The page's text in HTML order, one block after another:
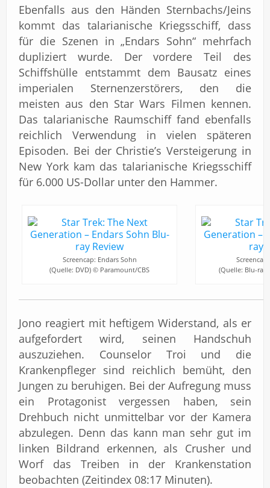
Ebenfalls aus den Händen Sternbachs/Jeins
kommt das talarianische Kriegsschiff, dass
für die Szenen in „Endars Sohn“ mehrfach
dupliziert wurde. Der vordere Teil des
Schiffshülle entstammt dem Bausatz eines
imperialen Sternenzerstörers, den die
meisten aus den Star Wars Filmen kennen.
Das talarianische Raumschiff fand ebenfalls
reichlich Verwendung in vielen späteren
Episoden. Bei der Christie’s Versteigerung in
New York kam das talarianische Kriegsschiff
für 6.000 US-Dollar unter den Hammer.
Screencap: Endars Sohn
(Quelle: DVD) © Paramount/CBS
(Quelle: Blu-
Jono reagiert mit heftigem Widerstand, als er
aufgefordert wird, seinen Handschuh
auszuziehen. Counselor Troi und die
Krankenpfleger sind reichlich bemüht, den
Jungen zu beruhigen. Bei der Aufregung muss
ein Protagonist vergessen haben, sein
Drehbuch nicht unmittelbar vor der Kamera
abzulegen. Denn das kann man sehr gut im
linken Bildrand erkennen, als Crusher und
Worf das Treiben in der Krankenstation
beobachten (Zeitindex 08:17 Minuten).